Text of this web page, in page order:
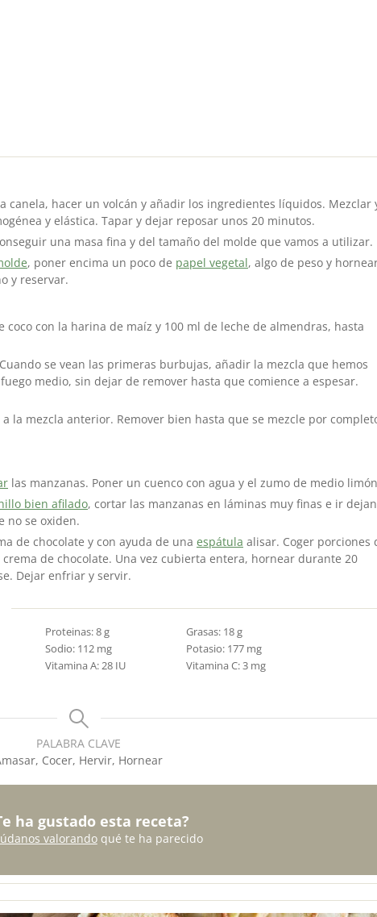
canela, hacer un volcán y añadir los ingredientes líquidos. Mezclar
y elástica. Tapar y dejar reposar unos 20 minutos.
una masa fina y del tamaño del molde que vamos a utilizar.
, poner encima un poco de papel vegetal, algo de peso y
y reservar.
coco con la harina de maíz y 100 ml de leche de almendras, hasta
se vean las primeras burbujas, añadir la mezcla que hemos
medio, sin dejar de remover hasta que comience a espesar.
la mezcla anterior. Remover bien hasta que se mezcle por
las manzanas. Poner un cuenco con agua y el zumo de medio
bien afilado, cortar las manzanas en láminas muy finas e ir
no se oxiden.
de chocolate y con ayuda de una espátula alisar. Coger porciones
de chocolate. Una vez cubierta entera, hornear durante 20
Dejar enfriar y servir.
Proteinas:8g Grasas: 18g
Sodio: 112 mg Potasio: 177 mg
Vitamina A:28 IU Vitamina C:3 mg
PALABRA CLAVE
Cocer, Hervir, Hornear
ha gustado esta receta?
valorandoqué te ha parecido